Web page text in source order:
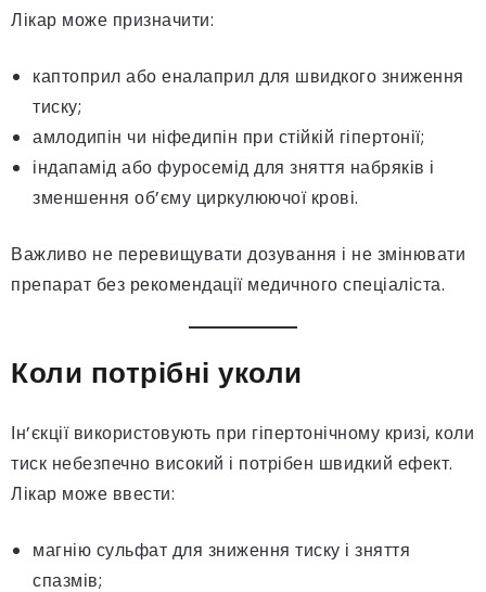
Лікар може призначити:
каптоприл або еналаприл для швидкого зниження
тиску;
амлодипін чи ніфедипін при стійкій гіпертонії;
індапамід або фуросемід для зняття набряків і
зменшення об’єму циркулюючої крові.
Важливо не перевищувати дозування і не змінювати
препарат без рекомендації медичного спеціаліста.
Коли потрібні уколи
Ін’єкції використовують при гіпертонічному кризі, коли
тиск небезпечно високий і потрібен швидкий ефект.
Лікар може ввести:
магнію сульфат для зниження тиску і зняття
спазмів;